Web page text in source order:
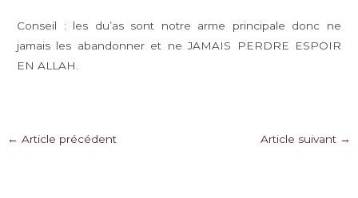
Conseil : les du’as sont notre arme principale donc ne
jamais les abandonner et ne JAMAIS PERDRE ESPOIR
EN ALLAH.
Navigation
← Article précédent Article suivant →